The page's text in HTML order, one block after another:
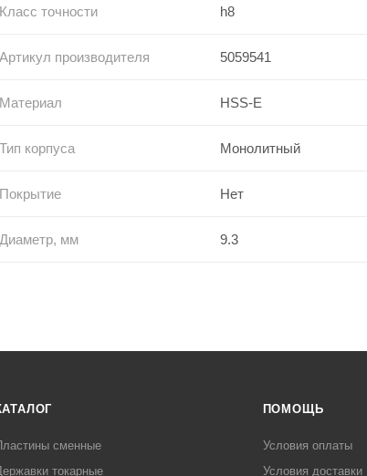
Класс точности h8
Артикул производителя 5059541
Материал HSS-E
Тип корпуса Монолитный
Покрытие Нет
Диаметр, мм 9.3
сменные
токарные
ПОМОЩЬ
Условия оплаты
Условия доставки